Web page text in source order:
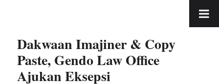
Dakwaan Imajiner & Copy
Paste, Gendo Law Office
Ajukan Eksepsi